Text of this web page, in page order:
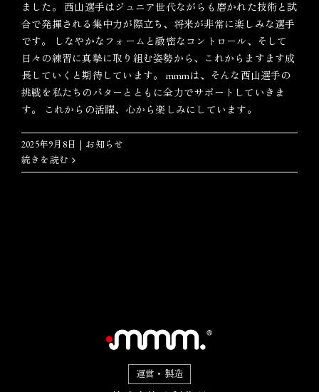
ました。 西山選手はジュニア世代ながらも磨かれた技術と試
合で発揮される集中力が際立ち、将来が非常に楽しみな選手
です。 しなやかなフォームと緻密なコントロール、そして
日々の練習に真摯に取り組む姿勢から、これからますます成
長していくと期待しています。 mmmは、そんな西山選手の
挑戦を私たちのパターとともに全力でサポートしていきま
す。 これからの活躍、心から楽しみにしています。
2025年9月8日 | お知らせ
続きを読む
運営・製造